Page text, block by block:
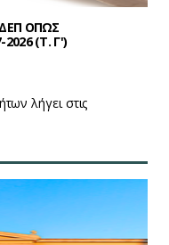
ΟΠΩΣ
(Τ. Γ')
λήγει στις